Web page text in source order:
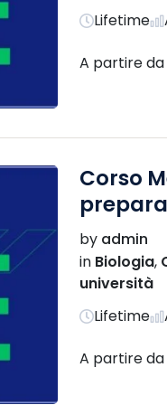
Lifetime
A partire
Corso
by admin
in Biologia,
università
Lifetime
A partire